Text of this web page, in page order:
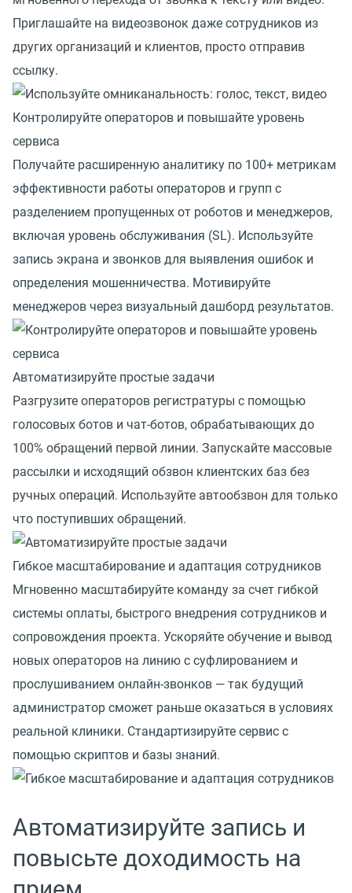
Приглашайте на видеозвонок даже сотрудников из
других организаций и клиентов, просто отправив
ссылку.
Контролируйте операторов и повышайте уровень
сервиса
Получайте расширенную аналитику по 100+ метрикам
эффективности работы операторов и групп с
разделением пропущенных от роботов и менеджеров,
включая уровень обслуживания (SL). Используйте
запись экрана и звонков для выявления ошибок и
определения мошенничества. Мотивируйте
менеджеров через визуальный дашборд результатов.
Автоматизируйте простые задачи
Разгрузите операторов регистратуры с помощью
голосовых ботов и чат-ботов, обрабатывающих до
100% обращений первой линии. Запускайте массовые
рассылки и исходящий обзвон клиентских баз без
ручных операций. Используйте автообзвон для только
что поступивших обращений.
Гибкое масштабирование и адаптация сотрудников
Мгновенно масштабируйте команду за счет гибкой
системы оплаты, быстрого внедрения сотрудников и
сопровождения проекта. Ускоряйте обучение и вывод
новых операторов на линию с суфлированием и
прослушиванием онлайн-звонков — так будущий
администратор сможет раньше оказаться в условиях
реальной клиники. Стандартизируйте сервис с
помощью скриптов и базы знаний.
Автоматизируйте запись и
повысьте доходимость на